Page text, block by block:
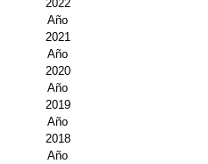
Propuesta Volumen Especial
Sello Calidad FECYT
Premio Prensa Agraria
Buscador de Artículos
2022
Año
2021
Año
2020
Año
2019
Año
2018
Año